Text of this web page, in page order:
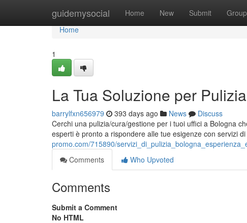
guidemysocial Home New Submit
Home
Home
1
La Tua Soluzione per
barrylfxn656979 393 days ago News
Discuss
Cerchi una pulizia/cura/gestione per i tuoi uffici a Bologna
esperti è pronto a rispondere alle tue esigenze con servizi
promo.com/715890/
Comments
Who Upvoted
Comments
Submit a Comment
No HTML